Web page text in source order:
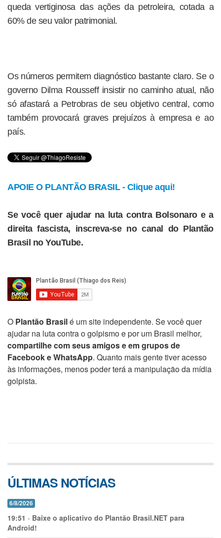
queda vertiginosa das ações da petroleira, cotada a
60% de seu valor patrimonial.
Os números permitem diagnóstico bastante claro. Se o
governo Dilma Rousseff insistir no caminho atual, não
só afastará a Petrobras de seu objetivo central, como
também provocará graves prejuízos à empresa e ao
país.
APOIE O PLANTÃO BRASIL - Clique aqui!
Se você quer ajudar na luta contra Bolsonaro e a
direita fascista, inscreva-se no canal do Plantão
Brasil no YouTube.
O Plantão Brasilé um site independente. Se você quer
ajudar na luta contra o golpismo e por um Brasil melhor,
compartilhe com seus amigos e em grupos de
Facebook e WhatsApp. Quanto mais gente tiver acesso
às informações, menos poder terá a manipulação da mídia
golpista.
ÚLTIMAS NOTÍCIAS
6/8/2026
19:51 - Baixe o aplicativo do Plantão Brasil.NET para
Android!